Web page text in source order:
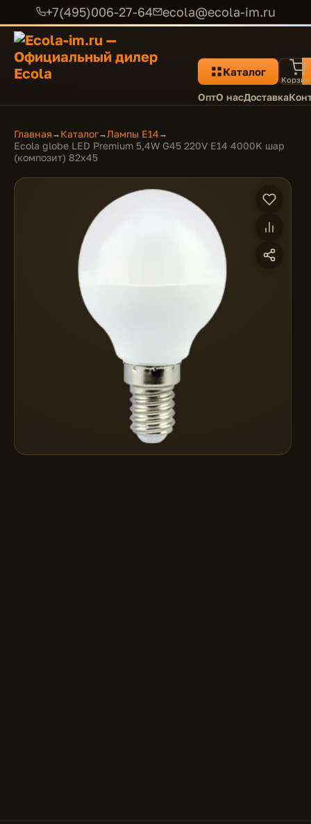
+7(495)006-27-64 ecola@ecola-im.ru
Каталог
ОптО насДоставка
Главная → Каталог→Лампы E14 →
Ecola globe LED Premium 5,4W G45 220V E14 4000K шар
(композит) 82x45